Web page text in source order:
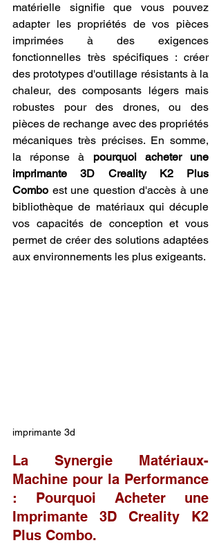
matérielle signifie que vous pouvez
adapter les propriétés de vos pièces
imprimées à des exigences
fonctionnelles très spécifiques : créer
des prototypes d'outillage résistants à la
chaleur, des composants légers mais
robustes pour des drones, ou des
pièces de rechange avec des propriétés
mécaniques très précises. En somme,
la réponse à pourquoi acheter une
imprimante 3D Creality K2 Plus
Combo est une question d'accès à une
bibliothèque de matériaux qui décuple
vos capacités de conception et vous
permet de créer des solutions adaptées
aux environnements les plus exigeants.
imprimante 3d
La Synergie Matériaux-
Machine pour la Performance
: Pourquoi Acheter une
Imprimante 3D Creality K2
Plus Combo.